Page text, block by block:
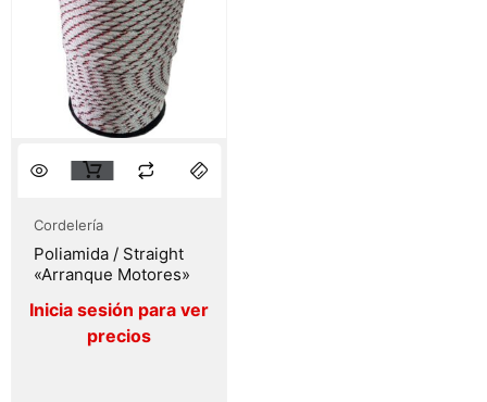
Cordelería
Poliamida / Straight
«Arranque Motores»